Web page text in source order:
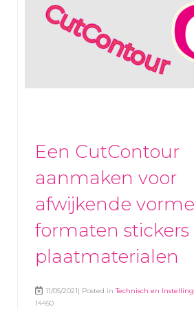
Een CutContour
aanmaken voor
afwijkende
formaten stickers
plaatmaterialen
11/05/2021| Posted inTechnisch en
14450